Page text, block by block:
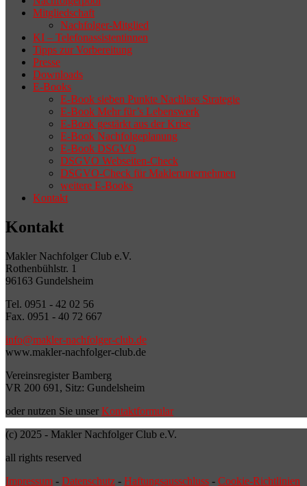
Mitgliedschaft
Nachfolger-Mitglied
KI – Telefonassistentinnen
Tipps zur Vorbereitung
Presse
Downloads
E-Books
E-Book sieben Punkte Nachlass Strategie
E-Book Mehr für’s Lebenswerk
E-Book gestärkt aus der Krise
E-Book Nachfolgeplanung
E-Book DSGVO
DSGVO Webseiten-Check
DSGVO-Check für Maklerunternehmen
weitere E-Books
Kontakt
Kontakt
Makler Nachfolger Club e.V.
Rothenbühlstr. 1
96163 Gundelsheim
Tel. 0951 - 42 02 56
Fax. 0951 - 40 72 667
info@makler-nachfolger-club.de
www.makler-nachfolger-club.de
Vereinsregister Bamberg
VR 200 691, Sitz: Gundelsheim
oder nutzen Sie unser Kontaktformular
(c) 2025 - Makler Nachfolger Club e.V.
all rights reserved
Impressum - Datenschutz - Haftungsausschluss - Cookie-Richtlinien